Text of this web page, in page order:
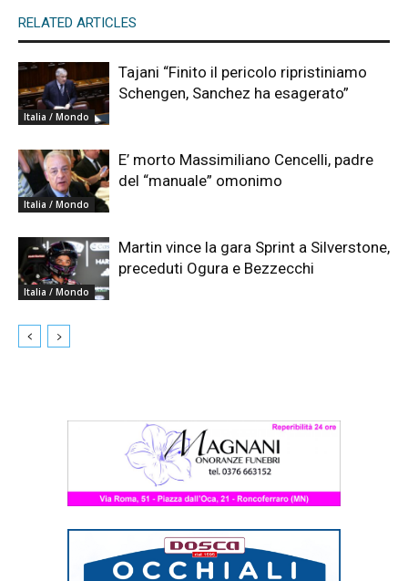
RELATED ARTICLES
Italia / Mondo
Tajani “Finito il pericolo ripristiniamo
Schengen, Sanchez ha esagerato”
Italia / Mondo
E’ morto Massimiliano Cencelli, padre
del “manuale” omonimo
Italia / Mondo
Martin vince la gara Sprint a Silverstone,
preceduti Ogura e Bezzecchi